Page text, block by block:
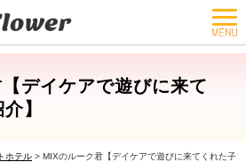
デイケアで遊びに来て
】
ホテル > MIXのルーク君【デイケアで遊びに来てくれた子